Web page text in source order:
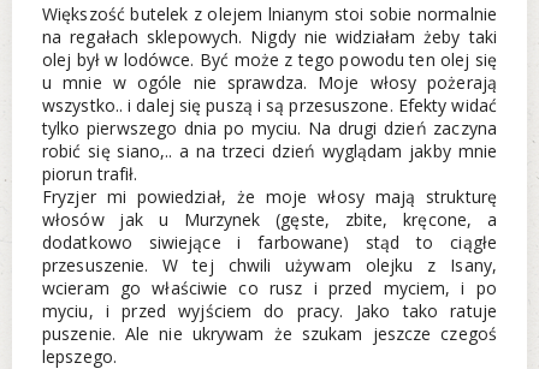
Większość butelek z olejem lnianym stoi sobie normalnie
na regałach sklepowych. Nigdy nie widziałam żeby taki
olej był w lodówce. Być może z tego powodu ten olej się
u mnie w ogóle nie sprawdza. Moje włosy pożerają
wszystko.. i dalej się puszą i są przesuszone. Efekty widać
tylko pierwszego dnia po myciu. Na drugi dzień zaczyna
robić się siano,.. a na trzeci dzień wyglądam jakby mnie
piorun trafił.
Fryzjer mi powiedział, że moje włosy mają strukturę
włosów jak u Murzynek (gęste, zbite, kręcone, a
dodatkowo siwiejące i farbowane) stąd to ciągłe
przesuszenie. W tej chwili używam olejku z Isany,
wcieram go właściwie co rusz i przed myciem, i po
myciu, i przed wyjściem do pracy. Jako tako ratuje
puszenie. Ale nie ukrywam że szukam jeszcze czegoś
lepszego.